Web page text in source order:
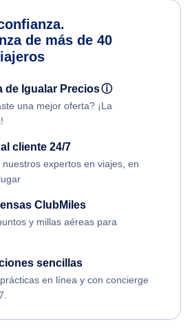
de más de 40
de Igualar Preciosⓘ
una mejor oferta? ¡La
cliente 24/7
nuestros expertos en viajes, en
ClubMiles
y millas aéreas para
sencillas
en línea y con concierge